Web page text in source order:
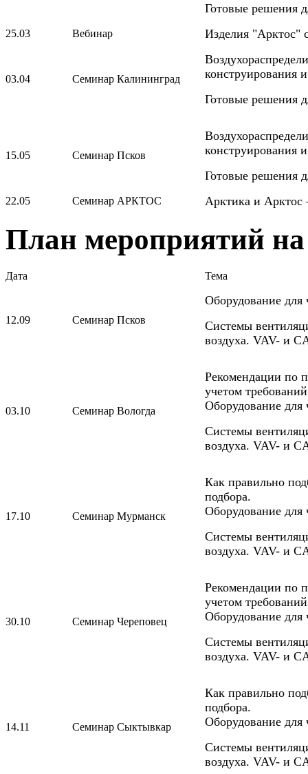
Готовые решения
25.03 Вебинар Изделия "Арктос"
03.04 Семинар Калининград
конструирования
Готовые решения
15.05 Семинар Псков
конструирования
Готовые решения
22.05 Семинар АРКТОС Арктика и Арктос
План мероприятий на
Дата Тема
12.09 Семинар Псков
Оборудование
Системы
воздуха. VAV- и
03.10 Семинар Вологда
Рекомендации по
учетом
Оборудование
Системы
воздуха. VAV- и
17.10 Семинар Мурманск
Как правильно
подбора.
Оборудование
Системы
воздуха. VAV- и
30.10 Семинар Череповец
Рекомендации по
учетом
Оборудование
Системы
воздуха. VAV- и
14.11 Семинар Сыктывкар
Как правильно
подбора.
Оборудование
Системы
воздуха. VAV- и